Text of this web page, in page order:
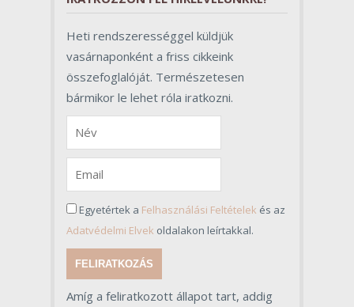
Heti rendszerességgel küldjük
vasárnaponként a friss cikkeink
összefoglalóját. Természetesen
bármikor le lehet róla iratkozni.
Egyetértek a Felhasználási Feltételek és az
Adatvédelmi Elvek oldalakon leírtakkal.
FELIRATKOZÁS
Amíg a feliratkozott állapot tart, addig